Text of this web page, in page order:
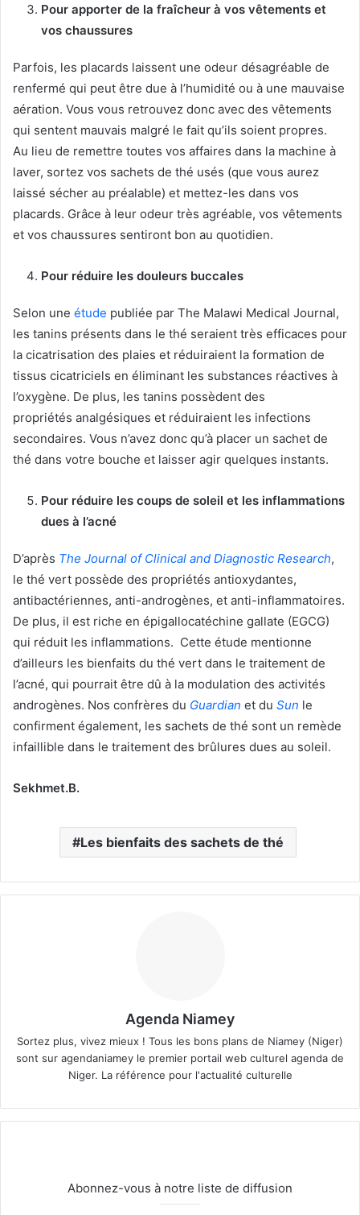
Pour apporter de la fraîcheur à vos vêtements et
vos chaussures
Parfois, les placards laissent une odeur désagréable de
renfermé qui peut être due à l’humidité ou à une mauvaise
aération. Vous vous retrouvez donc avec des vêtements
qui sentent mauvais malgré le fait qu’ils soient propres.
Au lieu de remettre toutes vos affaires dans la machine à
laver, sortez vos sachets de thé usés (que vous aurez
laissé sécher au préalable) et mettez-les dans vos
placards. Grâce à leur odeur très agréable, vos vêtements
et vos chaussures sentiront bon au quotidien.
Pour réduire les douleurs buccales
Selon une étude publiée par The Malawi Medical Journal,
les tanins présents dans le thé seraient très efficaces pour
la cicatrisation des plaies et réduiraient la formation de
tissus cicatriciels en éliminant les substances réactives à
l’oxygène. De plus, les tanins possèdent des
propriétés analgésiques et réduiraient les infections
secondaires. Vous n’avez donc qu’à placer un sachet de
thé dans votre bouche et laisser agir quelques instants.
Pour réduire les coups de soleil et les inflammations
dues à l’acné
D’après The Journal of Clinical and Diagnostic Research,
le thé vert possède des propriétés antioxydantes,
antibactériennes, anti-androgènes, et anti-inflammatoires.
De plus, il est riche en épigallocatéchine gallate (EGCG)
qui réduit les inflammations. Cette étude mentionne
d’ailleurs les bienfaits du thé vert dans le traitement de
l’acné, qui pourrait être dû à la modulation des activités
androgènes. Nos confrères du Guardian et du Sun le
confirment également, les sachets de thé sont un remède
infaillible dans le traitement des brûlures dues au soleil.
Sekhmet.B.
Les bienfaits des sachets de thé
Agenda Niamey
Sortez plus, vivez mieux ! Tous les bons plans de Niamey (Niger)
sont sur agendaniamey le premier portail web culturel agenda de
Niger. La référence pour l'actualité culturelle
Abonnez-vous à notre liste de diffusion